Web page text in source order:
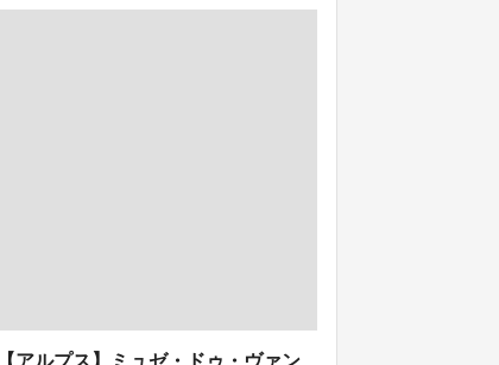
【アルプス】ミュゼ・ドゥ・ヴァン